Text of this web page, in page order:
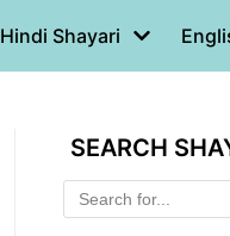
Hindi Shayari
SEARCH